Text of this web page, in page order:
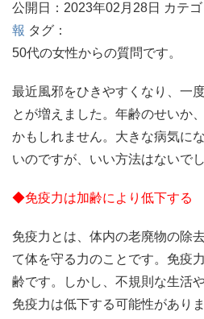
公開日：2023年02月28日 カテゴ
報 タグ：
50代の女性からの質問です。
最近風邪をひきやすくなり、一
とが増えました。年齢のせいか
かもしれません。大きな病気に
いのですが、いい方法はないでし
◆免疫力は加齢により低下する
免疫力とは、体内の老廃物の除
て体を守る力のことです。免疫
齢です。しかし、不規則な生活
免疫力は低下する可能性がありま